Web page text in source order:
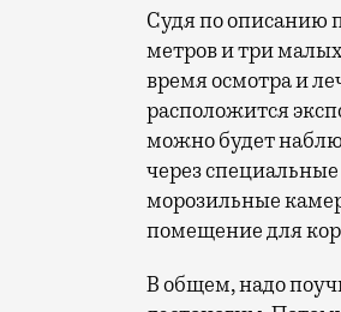
Судя по описанию
метров и три
время осмотра и
расположится
можно будет
через
морозильные
помещение для
В общем, надо